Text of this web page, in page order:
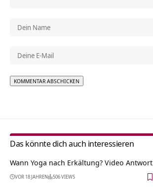
Das könnte dich auch interessieren
Wann Yoga nach Erkältung? Video Antwort
VOR 18 JAHREN 506 VIEWS